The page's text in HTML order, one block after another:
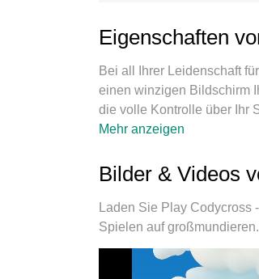
Eigenschaften
Bei all Ihrer Leidenschaft
einen winzigen Bildschirm
die volle Kontrolle über Ihr
Laden Sie Codycross -
beste Wahl, um
Tastaturbelegungssystem,
Kreuzworträtsel zu einem
oder mehr Konten auf
das volle Potenzial Ihres
Mehr anzeigen
Bilder & Videos
Laden Sie Play Codycross
Spielen auf